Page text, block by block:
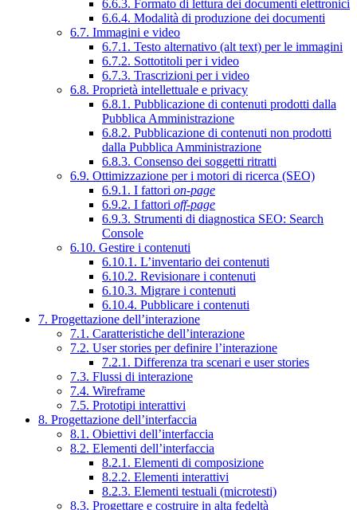
6.6.3. Formato di lettura dei documenti elettronici
6.6.4. Modalità di produzione dei documenti
6.7. Immagini e video
6.7.1. Testo alternativo (alt text) per le immagini
6.7.2. Sottotitoli per i video
6.7.3. Trascrizioni per i video
6.8. Proprietà intellettuale e privacy
6.8.1. Pubblicazione di contenuti prodotti dalla
Pubblica Amministrazione
6.8.2. Pubblicazione di contenuti non prodotti
dalla Pubblica Amministrazione
6.8.3. Consenso dei soggetti ritratti
6.9. Ottimizzazione per i motori di ricerca (SEO)
6.9.1. I fattori on-page
6.9.2. I fattori off-page
6.9.3. Strumenti di diagnostica SEO: Search
Console
6.10. Gestire i contenuti
6.10.1. L’inventario dei contenuti
6.10.2. Revisionare i contenuti
6.10.3. Migrare i contenuti
6.10.4. Pubblicare i contenuti
7. Progettazione dell’interazione
7.1. Caratteristiche dell’interazione
7.2. User stories per definire l’interazione
7.2.1. Differenza tra scenari e user stories
7.3. Flussi di interazione
7.4. Wireframe
7.5. Prototipi interattivi
8. Progettazione dell’interfaccia
8.1. Obiettivi dell’interfaccia
8.2. Elementi dell’interfaccia
8.2.1. Elementi di composizione
8.2.2. Elementi interattivi
8.2.3. Elementi testuali (microtesti)
8.3. Progettare e costruire in alta fedeltà